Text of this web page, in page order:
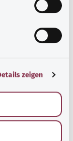
zeigen
für
(Федеральное